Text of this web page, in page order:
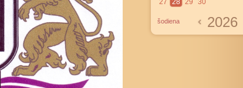
27
28 29 30
šodiena 2026